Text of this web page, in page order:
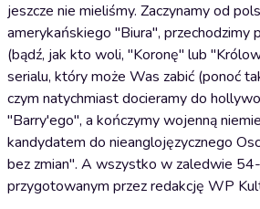
jeszcze nie mieliśmy. Zaczynamy od
amerykańskiego "Biura", przechodzimy
(bądź, jak kto woli, "Koronę" lub
serialu, który może Was zabić (ponoć
czym natychmiast docieramy do
"Barry'ego", a kończymy wojenną
kandydatem do nieanglojęzycznego
bez zmian". A wszystko w zaledwie
przygotowanym przez redakcję WP